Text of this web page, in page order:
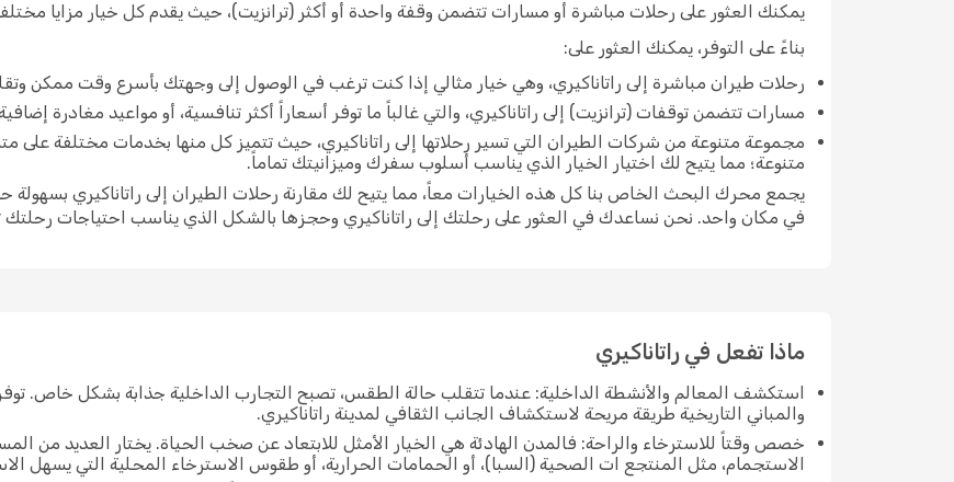
يمكنك العثور على رحلات مباشرة أو مسارات تتضمن وقفة واحدة أو أكثر (ترانزيت)، حيث يقدم كل خيار مزايا
بناءً على التوفر، يمكنك العثور على:
رحلات طيران مباشرة إلى راتاناكيري، وهي خيار مثالي إذا كنت ترغب في الوصول إلى وجهتك بأسرع وقت ممكن
مسارات تتضمن توقفات (ترانزيت) إلى راتاناكيري، والتي غالباً ما توفر أسعاراً أكثر تنافسية، أو مواعيد مغادرة
مجموعة متنوعة من شركات الطيران التي تسير رحلاتها إلى راتاناكيري، حيث تتميز كل منها بخدمات مختلفة على
متنوعة؛ مما يتيح لك اختيار الخيار الذي يناسب أسلوب سفرك وميزانيتك تماماً.
يجمع محرك البحث الخاص بنا كل هذه الخيارات معاً، مما يتيح لك مقارنة رحلات الطيران إلى راتاناكيري بسهولة
في مكان واحد. نحن نساعدك في العثور على رحلتك إلى راتاناكيري وحجزها بالشكل الذي يناسب احتياجات رحلتك
ماذا تفعل في راتاناكيري
استكشف المعالم والأنشطة الداخلية: عندما تتقلب حالة الطقس، تصبح التجارب الداخلية جذابة بشكل خاص.
والمباني التاريخية طريقة مريحة لاستكشاف الجانب الثقافي لمدينة راتاناكيري.
خصص وقتاً للاسترخاء والراحة: فالمدن الهادئة هي الخيار الأمثل للابتعاد عن صخب الحياة. يختار العديد من
الاستجمام، مثل المنتجع ات الصحية (السبا)، أو الحمامات الحرارية، أو طقوس الاسترخاء المحلية التي يسهل